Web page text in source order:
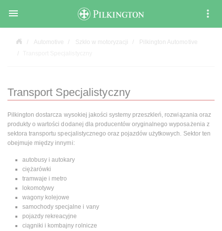

Automotive Szkło w motoryzacji
Pilkington Automotive
Transport Specjalistyczny
Pilkington dostarcza wysokiej jakości systemy przeszkleń, rozwiązania oraz
produkty o wartości dodanej dla producentów oryginalnego wyposażenia z
sektora transportu specjalistycznego oraz pojazdów użytkowych. Sektor ten
obejmuje między innymi:
autobusy i autokary
ciężarówki
tramwaje i metro
lokomotywy
wagony kolejowe
samochody specjalne i vany
pojazdy rekreacyjne
ciągniki i kombajny rolnicze